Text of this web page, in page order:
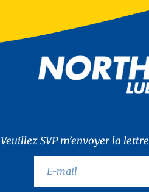
Veuillez SVP m’envoyer la